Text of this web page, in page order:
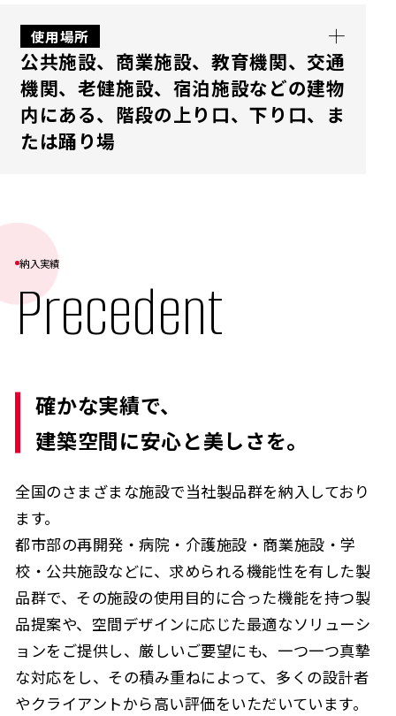
専用部材を組み合わせることで、視認性や利便
性の向上、環境配慮など、製品の付加価値を高
めることができます。利用される方にとって、
より安心・快適な環境づくりをサポートしま
す。 手摺り用点字シートは、現在の場所を把
とで、目の不自由な方が安心して行動できる環
境を提供します。表面には点字で「現在の階
数」と「次に進むとたどり着く階数」が記さ
れています。
使用場所
公共施設、商業施設、教育機関、交通
機関、老健施設、宿泊施設などの建物
内にある、階段の上り口、下り口、ま
たは踊り場
な強度は確保しつつ、環境負荷を抑えていま
す。手摺り貼付けタイプの点字シールは、視覚
障害者が安全に施設を利用できるよう設計さ
れており、公共施設や商業施設、教育機関、交
通機関、宿泊施設など、屋内で多くの人が利用
て移動できる環境が提供されます。
納入実績
Precedent
全国のさまざまな施設で当社製品群を納入しており
ます。
都市部の再開発・病院・介護施設・商業施設・学
校・公共施設などに、求められる機能性を有した製
品群で、その施設の使用目的に合った機能を持つ製
品提案や、空間デザインに応じた最適なソリューシ
ョンをご提供し、厳しいご要望にも、一つ一つ真摯
な対応をし、その積み重ねによって、多くの設計者
やクライアントから高い評価をいただいています。
確かな実績で、
建築空間に安心と美しさを。